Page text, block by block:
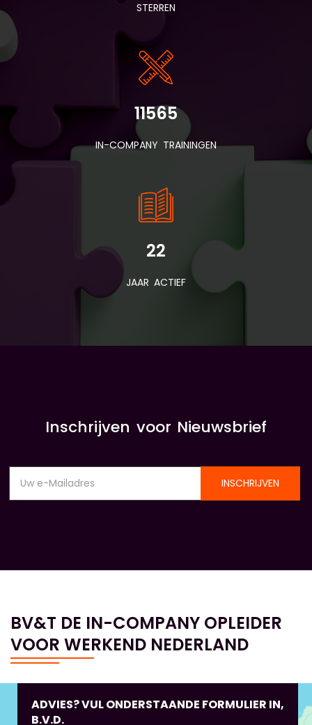
STERREN
11565
IN-COMPANY TRAININGEN
22
JAAR ACTIEF
Inschrijven voor Nieuwsbrief
INSCHRIJVEN
BV&T DE IN-COMPANY OPLEIDER
VOOR WERKEND NEDERLAND
ADVIES? VUL ONDERSTAANDE FORMULIER IN,
B.V.D.